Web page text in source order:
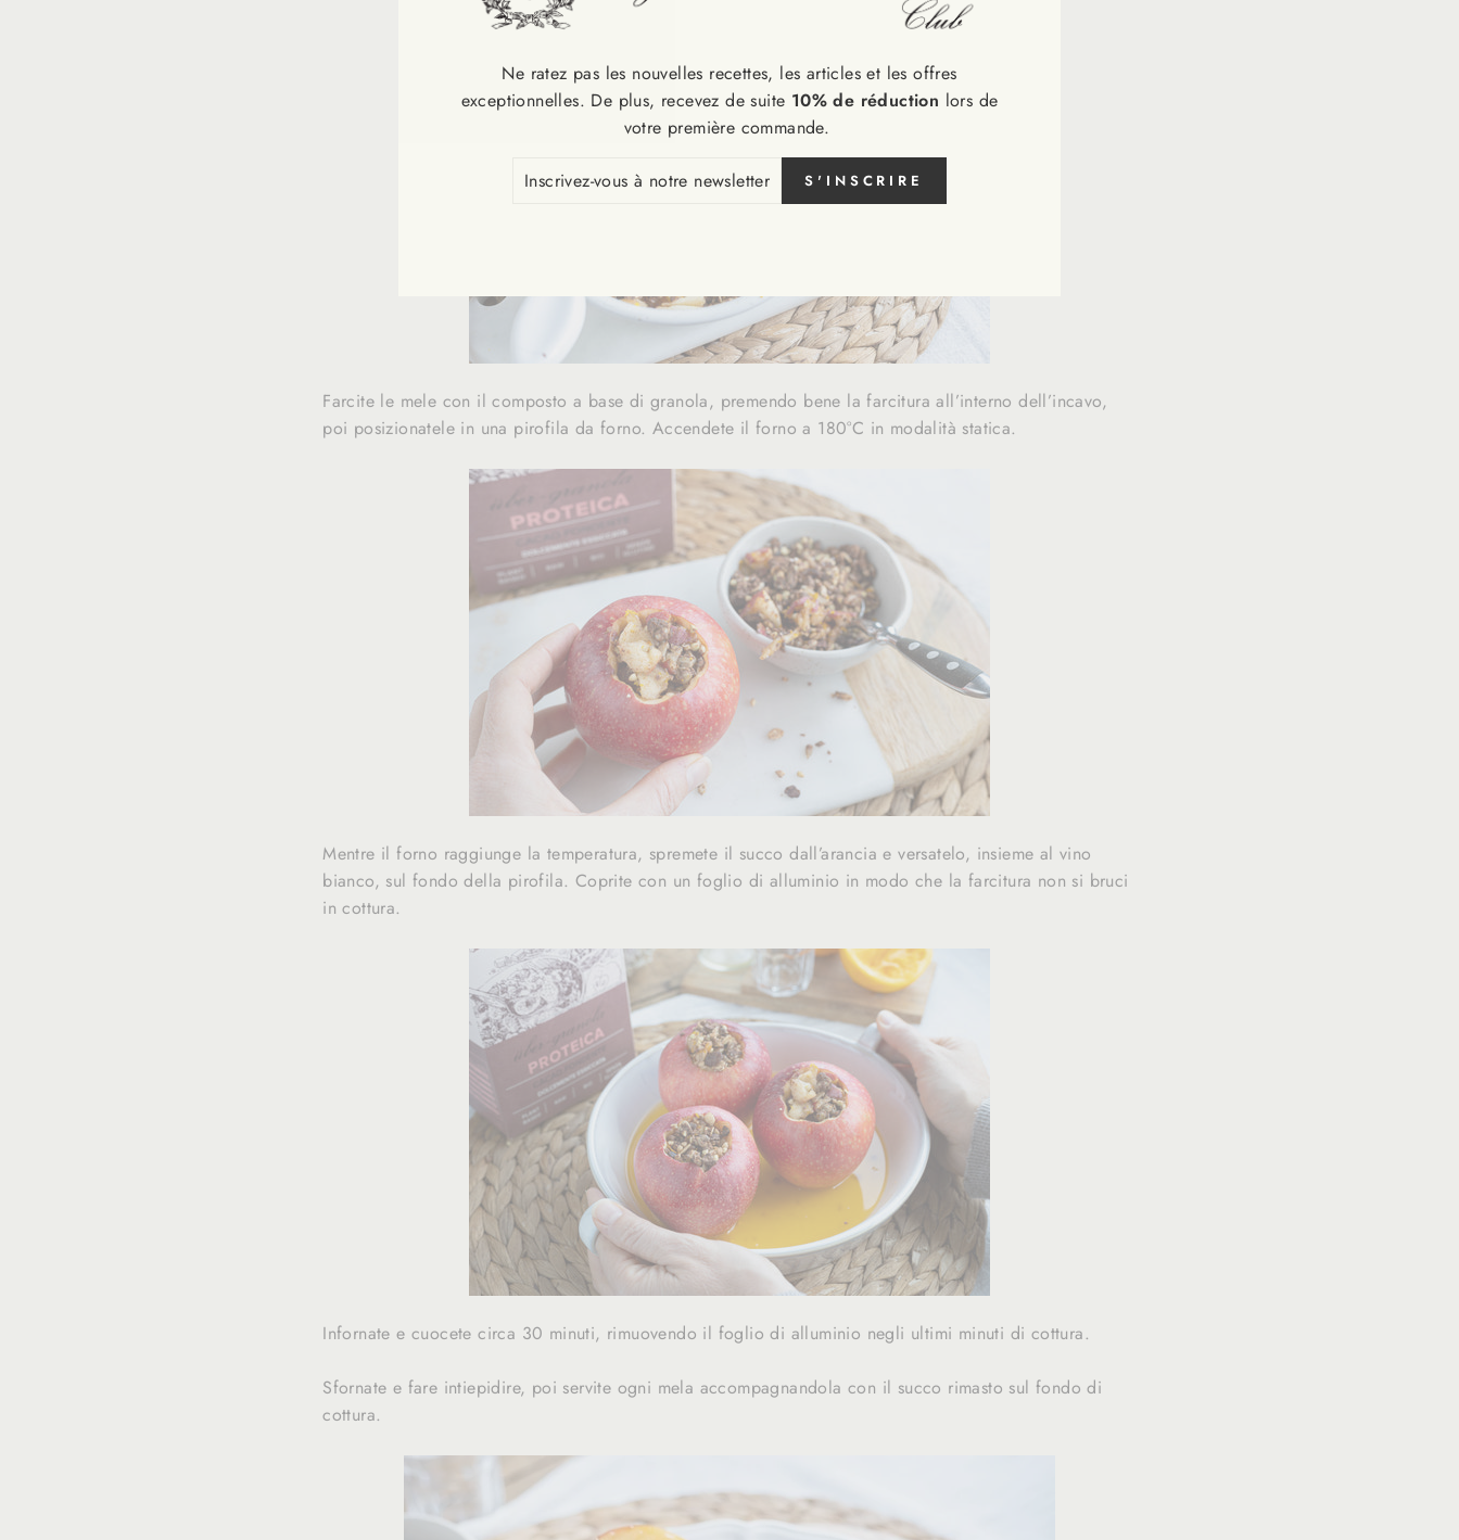
Farcite le mele con il composto a base di granola, premendo bene la farcitura all’interno dell’incavo,
poi posizionatele in una pirofila da forno. Accendete il forno a 180°C in modalità statica.
Mentre il forno raggiunge la temperatura, spremete il succo dall’arancia e versatelo, insieme al vino
bianco, sul fondo della pirofila. Coprite con un foglio di alluminio in modo che la farcitura non si bruci
in cottura.
Infornate e cuocete circa 30 minuti, rimuovendo il foglio di alluminio negli ultimi minuti di cottura.
Sfornate e fare intiepidire, poi servite ogni mela accompagnandola con il succo rimasto sul fondo di
cottura.
Ne ratez pas les nouvelles recettes, les articles et les offres
exceptionnelles. De plus, recevez de suite 10% de réduction lors de
votre première commande.
S'INSCRIRE